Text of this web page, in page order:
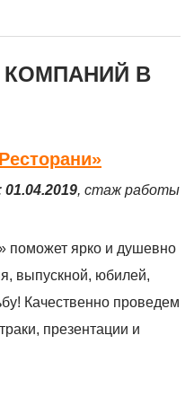
В
01.04.2019, стаж работы
поможет ярко и душевно
выпускной, юбилей,
Качественно проведем
презентации и